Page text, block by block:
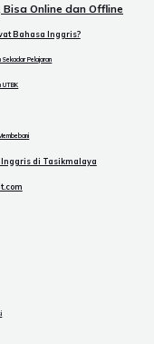
Online dan Offline
Bahasa Inggris?
Sekadar Pelajaran
UTBK
Inggris di Tasikmalaya